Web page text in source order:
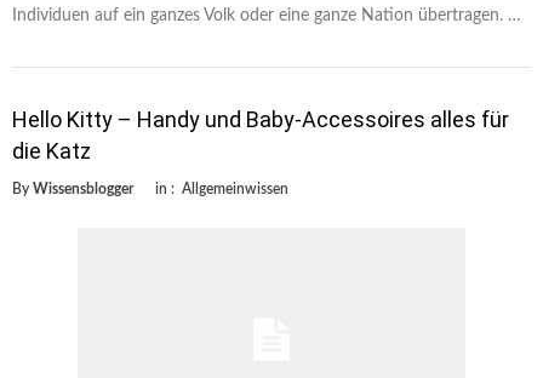
Individuen auf ein ganzes Volk oder eine ganze Nation übertragen. …
Hello Kitty – Handy und Baby-Accessoires alles für
die Katz
By Wissensblogger in : Allgemeinwissen